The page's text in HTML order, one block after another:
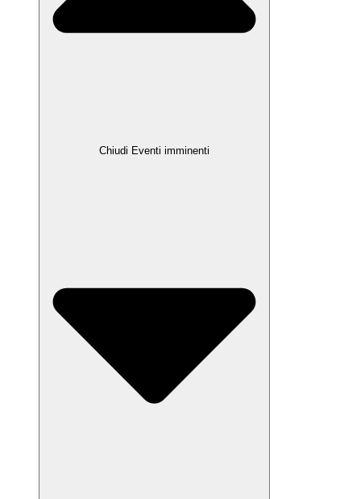
Chiudi Eventi imminenti